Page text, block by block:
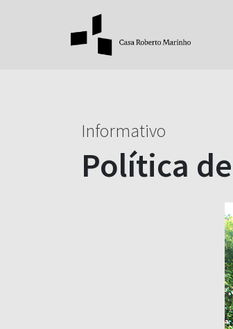
Informativo
Política